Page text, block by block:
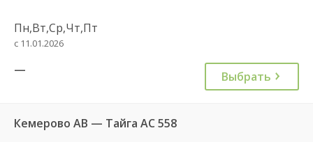
Пн,Вт,Ср,Чт,Пт
с 11.01.2026
— Выбрать
Кемерово АВ — Тайга АС 558